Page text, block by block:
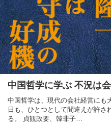
中国哲学に学ぶ 不況は
中国哲学は、現代の会社経営にも
日も、ひとつとして間違えが許
る。 貞観政要、韓非子…